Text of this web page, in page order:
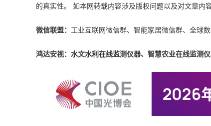
的真实性。 如本网转载内容涉及版权问题以及对文章内
微信联盟： 工业互联网微信群、智能家居微信群、全球
鸿达安视：水文水利在线监测仪器、智慧农业在线监测